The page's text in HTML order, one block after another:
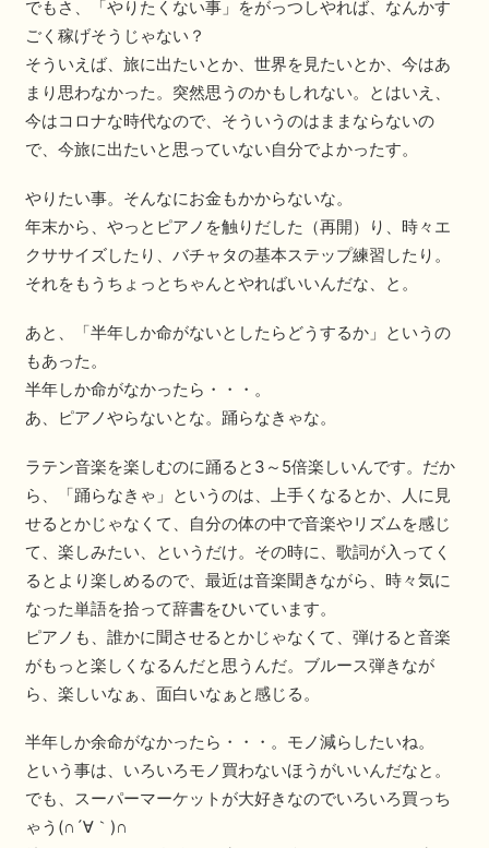
でもさ、「やりたくない事」をがっつしやれば、なんかす
ごく稼げそうじゃない？
そういえば、旅に出たいとか、世界を見たいとか、今はあ
まり思わなかった。突然思うのかもしれない。とはいえ、
今はコロナな時代なので、そういうのはままならないの
で、今旅に出たいと思っていない自分でよかったす。
やりたい事。そんなにお金もかからないな。
年末から、やっとピアノを触りだした（再開）り、時々エ
クササイズしたり、バチャタの基本ステップ練習したり。
それをもうちょっとちゃんとやればいいんだな、と。
あと、「半年しか命がないとしたらどうするか」というの
もあった。
半年しか命がなかったら・・・。
あ、ピアノやらないとな。踊らなきゃな。
ラテン音楽を楽しむのに踊ると3～5倍楽しいんです。だか
ら、「踊らなきゃ」というのは、上手くなるとか、人に見
せるとかじゃなくて、自分の体の中で音楽やリズムを感じ
て、楽しみたい、というだけ。その時に、歌詞が入ってく
るとより楽しめるので、最近は音楽聞きながら、時々気に
なった単語を拾って辞書をひいています。
ピアノも、誰かに聞させるとかじゃなくて、弾けると音楽
がもっと楽しくなるんだと思うんだ。ブルース弾きなが
ら、楽しいなぁ、面白いなぁと感じる。
半年しか余命がなかったら・・・。モノ減らしたいね。
という事は、いろいろモノ買わないほうがいいんだなと。
でも、スーパーマーケットが大好きなのでいろいろ買っち
ゃう(∩´∀｀)∩